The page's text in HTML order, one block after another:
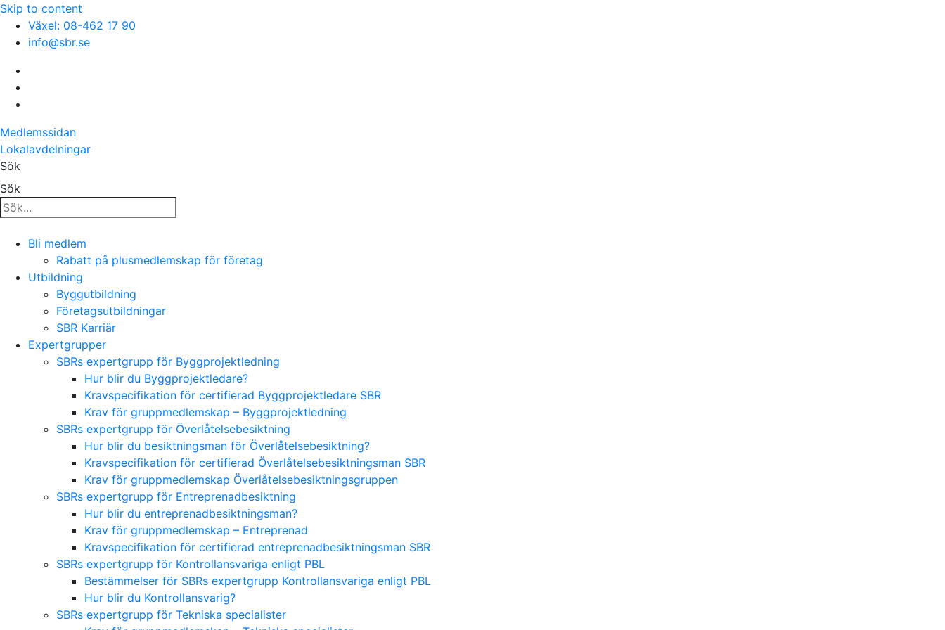
Skip to content
Växel: 08-462 17 90
info@sbr.se
Medlemssidan
Lokalavdelningar
Sök
Sök
Bli medlem
Rabatt på plusmedlemskap för företag
Utbildning
Byggutbildning
Företagsutbildningar
SBR Karriär
Expertgrupper
SBRs expertgrupp för Byggprojektledning
Hur blir du Byggprojektledare?
Kravspecifikation för certifierad Byggprojektledare SBR
Krav för gruppmedlemskap – Byggprojektledning
SBRs expertgrupp för Överlåtelsebesiktning
Hur blir du besiktningsman för Överlåtelsebesiktning?
Kravspecifikation för certifierad Överlåtelsebesiktningsman SBR
Krav för gruppmedlemskap Överlåtelsebesiktningsgruppen
SBRs expertgrupp för Entreprenadbesiktning
Hur blir du entreprenadbesiktningsman?
Krav för gruppmedlemskap – Entreprenad
Kravspecifikation för certifierad entreprenadbesiktningsman SBR
SBRs expertgrupp för Kontrollansvariga enligt PBL
Bestämmelser för SBRs expertgrupp Kontrollansvariga enligt PBL
Hur blir du Kontrollansvarig?
SBRs expertgrupp för Tekniska specialister